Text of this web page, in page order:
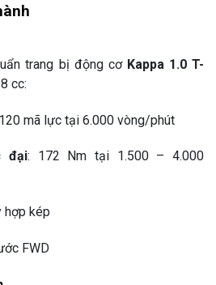
trang bị động cơ Kappa 1.0 T-
cc:
mã lực tại 6.000 vòng/phút
đại: 172 Nm tại 1.500 – 4.000
hợp kép
FWD